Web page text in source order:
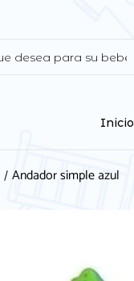
Inicio
Andador simple azul